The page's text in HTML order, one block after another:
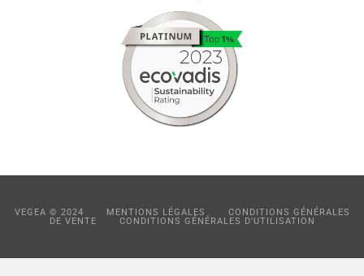
VEGEA © 2024 MENTIONS LÉGALES
CONDITIONS GÉNÉRALES
DE VENTE
CONDITIONS GÉNÉRALES D'UTILISATION